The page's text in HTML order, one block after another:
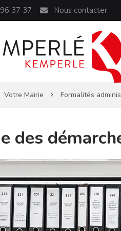
37 37 Nous contacter
Votre Mairie Formalités
des